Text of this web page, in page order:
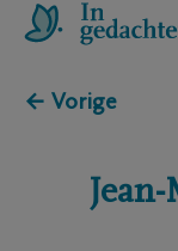
← Vorige